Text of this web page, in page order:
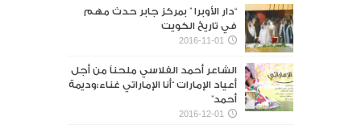
“دار الأوبرا ” بمركز جابر حدث مهم
في تاريخ الكويت
2016-11-01
الشاعر أحمد الفلاسي ملحناً من أجل
أعياد الإمارات “أنا الإماراتي غناء:وديمة
أحمد”
2016-12-01